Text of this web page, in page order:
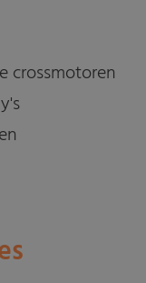
crossmotoren